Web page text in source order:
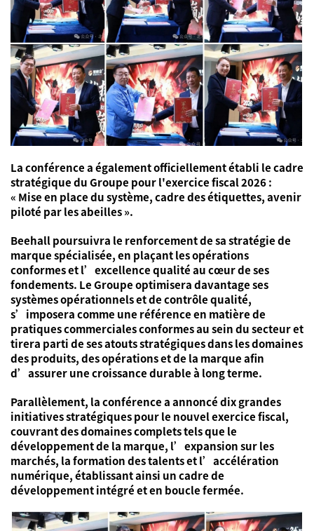
La conférence a également officiellement établi le cadre
stratégique du Groupe pour l'exercice fiscal 2026 :
« Mise en place du système, cadre des étiquettes, avenir
piloté par les abeilles ».
Beehall poursuivra le renforcement de sa stratégie de
marque spécialisée, en plaçant les opérations
conformes et l’excellence qualité au cœur de ses
fondements. Le Groupe optimisera davantage ses
systèmes opérationnels et de contrôle qualité,
s’imposera comme une référence en matière de
pratiques commerciales conformes au sein du secteur et
tirera parti de ses atouts stratégiques dans les domaines
des produits, des opérations et de la marque afin
d’assurer une croissance durable à long terme.
Parallèlement, la conférence a annoncé dix grandes
initiatives stratégiques pour le nouvel exercice fiscal,
couvrant des domaines complets tels que le
développement de la marque, l’expansion sur les
marchés, la formation des talents et l’accélération
numérique, établissant ainsi un cadre de
développement intégré et en boucle fermée.